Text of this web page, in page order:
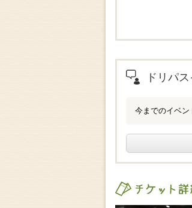
ドリパ
今までのイベ
チケット詳細